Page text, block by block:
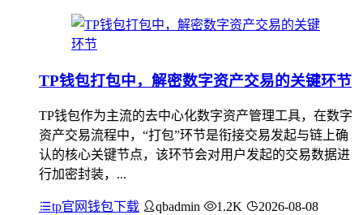
TP钱包打包中，解密数字资产交易的关键环节
TP钱包作为主流的去中心化数字资产管理工具，在数字
资产交易流程中，“打包”环节是衔接交易发起与链上确
认的核心关键节点，该环节会对用户发起的交易数据进
行加密封装，...
tp官网钱包下载 qbadmin 1.2K 2026-08-08